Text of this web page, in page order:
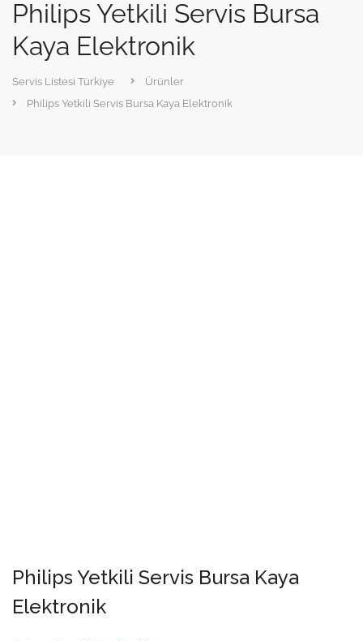
Philips Yetkili Servis Bursa
Kaya Elektronik
Servis Listesi Türkiye
Ürünler
Philips Yetkili Servis Bursa Kaya Elektronik
Philips Yetkili Servis Bursa Kaya
Elektronik